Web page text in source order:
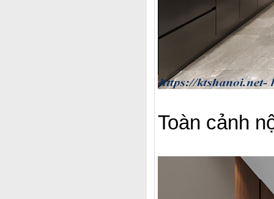
Toàn cảnh